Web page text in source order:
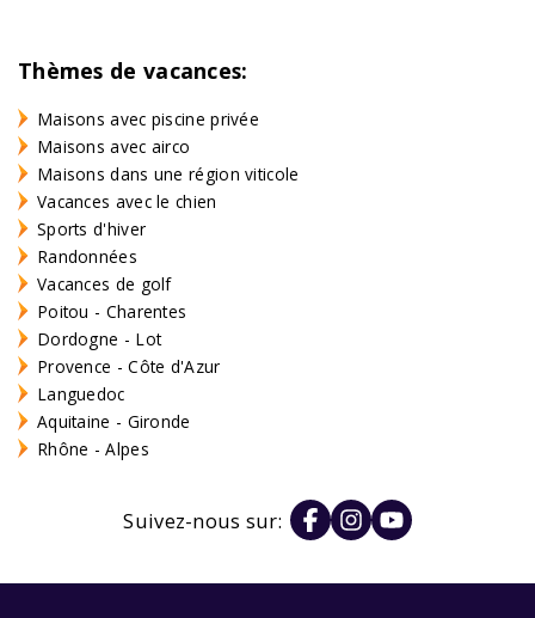
Thèmes de vacances:
Maisons avec piscine privée
Maisons avec airco
Maisons dans une région viticole
Vacances avec le chien
Sports d'hiver
Randonnées
Vacances de golf
Poitou - Charentes
Dordogne - Lot
Provence - Côte d'Azur
Languedoc
Aquitaine - Gironde
Rhône - Alpes
Suivez-nous sur: